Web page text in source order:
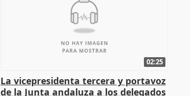
02:25
La vicepresidenta tercera y portavoz
de la Junta andaluza a los delegados